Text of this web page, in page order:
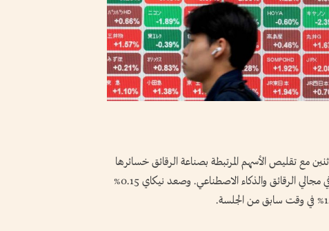
مع تقليص الأسهم المرتبطة بصناعة الرقائق ‌خسائرها
بعد ​أن أطلقت كوريا الجنوبية مشاريع ضخمة وشاملة في مجالي الرقائق والذكاء الاصطناعي. وصعد نيكاي 0.15%